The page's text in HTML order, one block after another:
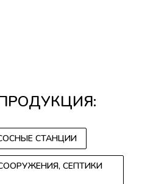
СТАНЦИИ
СЕПТИКИ